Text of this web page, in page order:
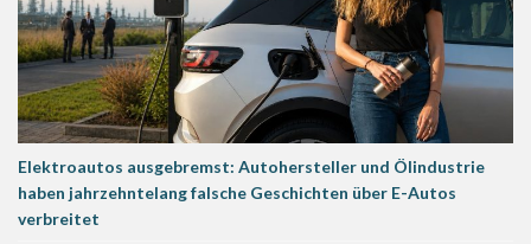
Elektroautos ausgebremst: Autohersteller und Ölindustrie
haben jahrzehntelang falsche Geschichten über E-Autos
verbreitet